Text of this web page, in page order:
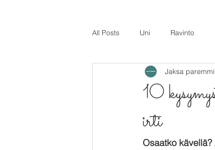
All Posts Uni Ravinto
10
irti
Jaksa
Osaatko